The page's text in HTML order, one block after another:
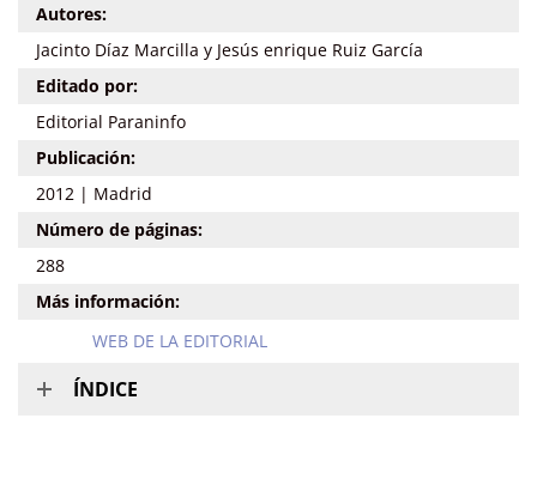
Autores:
Jacinto Díaz Marcilla y Jesús enrique Ruiz García
Editado por:
Editorial Paraninfo
Publicación:
2012 | Madrid
Número de páginas:
288
Más información:
WEB DE LA EDITORIAL
ÍNDICE